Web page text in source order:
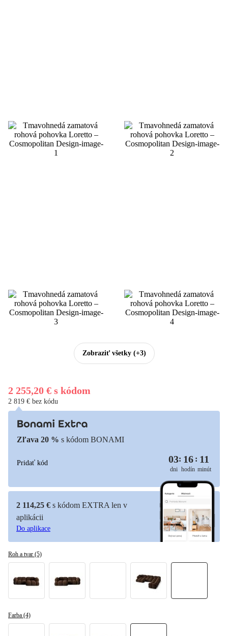
Zobraziť všetky(+3)
2 255,20 € s kódom
2 819 € bez kódu
Zľava 20 % s kódom BONAMI
Pridať kód 03
dni
: 16
hodín
: 11
minút
2 114,25 € s kódom EXTRA len v
aplikácii
Do aplikace
Roh a tvar (5)
Farba (4)